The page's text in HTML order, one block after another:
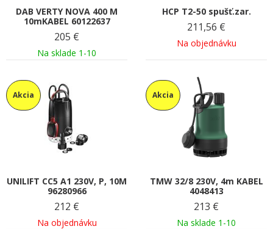
DAB VERTY NOVA 400 M
10mKABEL 60122637
205 €
Na sklade 1-10
HCP T2-50 spušť.zar.
211,56 €
Na objednávku
Akcia
UNILIFT CC5 A1 230V, P, 10M
96280966
212 €
Na objednávku
Akcia
TMW 32/8 230V, 4m KABEL
4048413
213 €
Na sklade 1-10